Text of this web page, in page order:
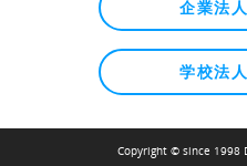
企業法
学校法
Copyright © since 1998